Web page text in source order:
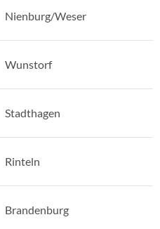
Nienburg/Weser
Wunstorf
Stadthagen
Rinteln
Brandenburg